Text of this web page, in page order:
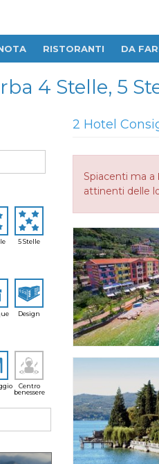
RISTORANTI DA
4 Stelle, 5
5 Stelle
Design
Centro
benessere
2 Hotel
Spiacenti ma a
attinenti delle